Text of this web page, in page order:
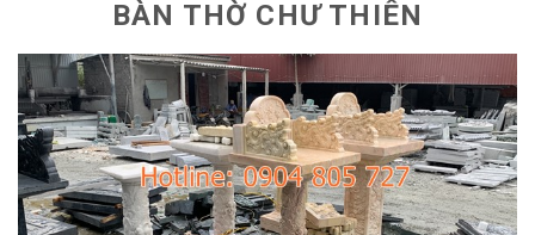
BÀN THỜ CHƯ THIÊN